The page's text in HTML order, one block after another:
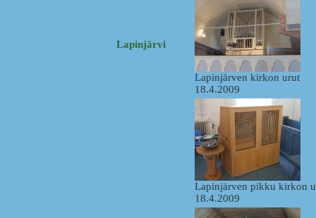
Lapinjärvi
Lapinjärven kirkon urut
18.4.2009
Lapinjärven pikku kirkon
18.4.2009